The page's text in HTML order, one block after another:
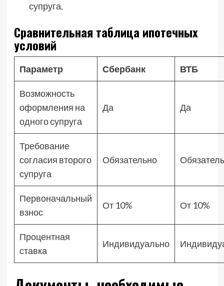
супруга.
Сравнительная таблица ипотечных
условий
Параметр Сбербанк ВТБ
Возможность
оформления на
одного супруга
Да Да
Требование
согласия второго
супруга
Обязательно
Первоначальный
взнос
От 10% От 10%
Процентная
ставка
Индивидуально